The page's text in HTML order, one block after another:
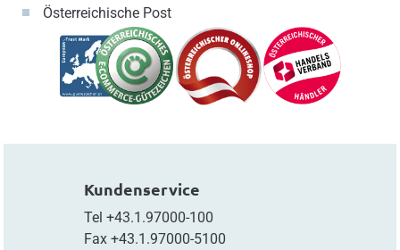
Österreichische Post
Kundenservice
Tel +43.1.97000-100
Fax +43.1.97000-5100